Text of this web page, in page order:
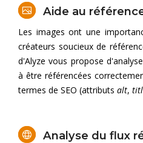
Aide au
Les images ont une
créateurs soucieux de
d'Alyze vous propose
à être référencées
termes de SEO (attributs alt,
Analyse du flux